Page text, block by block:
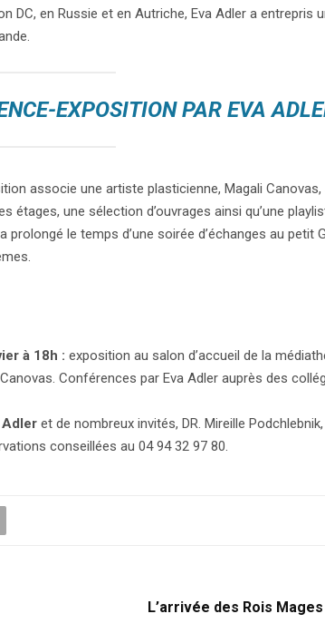
DC, en Russie et en Autriche, Eva Adler a entrepris
EXPOSITION PAR EVA
associe une artiste plasticienne, Magali
étages, une sélection d’ouvrages ainsi qu’une
le temps d’une soirée d’échanges au petit
à 18h : exposition au salon d’accueil de la
Conférences par Eva Adler auprès des
Adler et de nombreux invités, DR. Mireille
conseillées au 04 94 32 97 80.
L’arrivée des Rois